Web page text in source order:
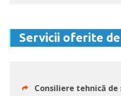
Servicii oferite de
Consiliere tehnică